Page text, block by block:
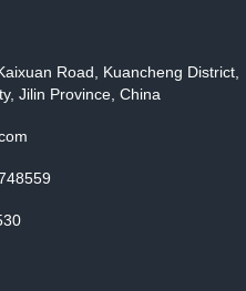
Road, Kuancheng District,
Jilin Province, China